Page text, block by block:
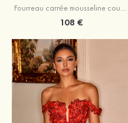
Fourreau carrée mousseline courte/mini robe de fête de la rentré avec volants
108 €